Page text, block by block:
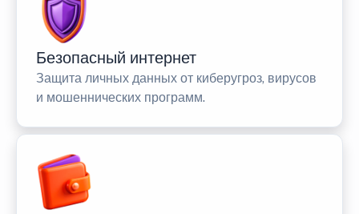
Безопасный интернет
Защита личных данных от киберугроз, вирусов
и мошеннических программ.